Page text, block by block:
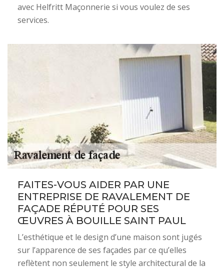
avec Helfritt Maçonnerie si vous voulez de ses
services.
FAITES-VOUS AIDER PAR UNE
ENTREPRISE DE RAVALEMENT DE
FAÇADE RÉPUTÉ POUR SES
ŒUVRES À BOUILLE SAINT PAUL
L’esthétique et le design d’une maison sont jugés
sur l’apparence de ses façades par ce qu’elles
reflètent non seulement le style architectural de la